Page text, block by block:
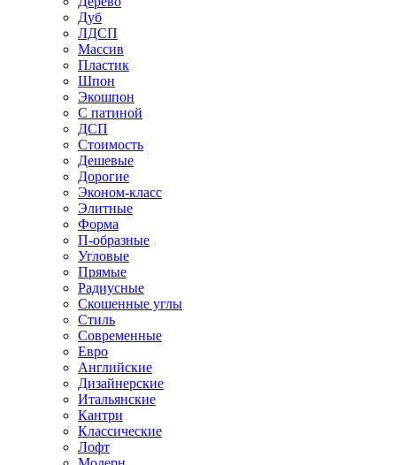
Дуб
ЛДСП
Массив
Пластик
Шпон
Экошпон
С патиной
ДСП
Стоимость
Дешевые
Дорогие
Эконом-класс
Элитные
Форма
П-образные
Угловые
Прямые
Радиусные
Скошенные углы
Стиль
Современные
Евро
Английские
Дизайнерские
Итальянские
Кантри
Классические
Лофт